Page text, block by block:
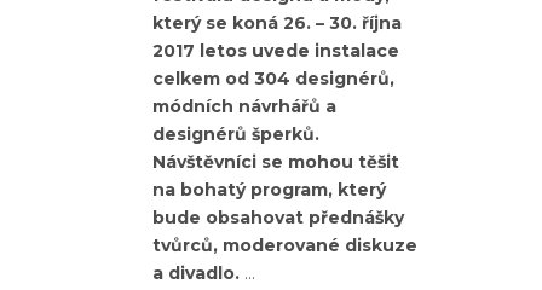
který se koná 26. – 30. října
2017 letos uvede instalace
celkem od 304 designérů,
módních návrhářů a
designérů šperků.
Návštěvníci se mohou těšit
na bohatý program, který
bude obsahovat přednášky
tvůrců, moderované diskuze
a divadlo.